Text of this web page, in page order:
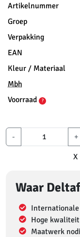
Artikelnummer
Groep
Verpakking
EAN
Kleur / Materiaal
Mbh
Voorraad
?
- +
X
Waar
Hoge kwaliteit
Maatwerk